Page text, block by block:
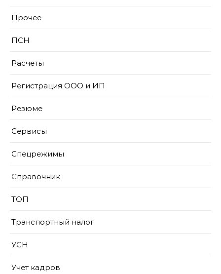
Прочее
ПСН
Расчеты
Регистрация ООО и ИП
Резюме
Сервисы
Спецрежимы
Справочник
ТОП
Транспортный налог
УСН
Учет кадров